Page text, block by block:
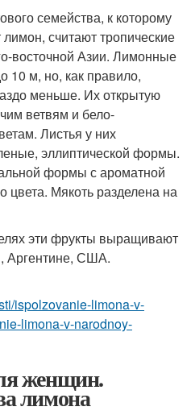
семейства, к которому
считают тропические
восточной Азии. Лимонные
10 м, но, как правило,
меньше. Их открытую
ветвям и бело-
Листья у них
эллиптической формы.
формы с ароматной
цвета. Мякоть разделена на
эти фрукты выращивают
Аргентине, США.
ispolzovanie-limona-v-
limona-v-narodnoy-
женщин.
лимона